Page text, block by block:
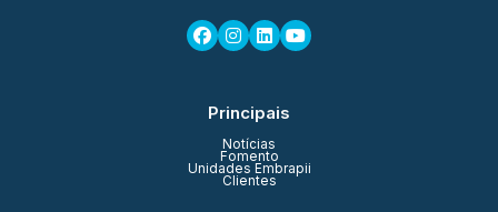
Principais
Notícias
Fomento
Unidades Embrapii
Clientes